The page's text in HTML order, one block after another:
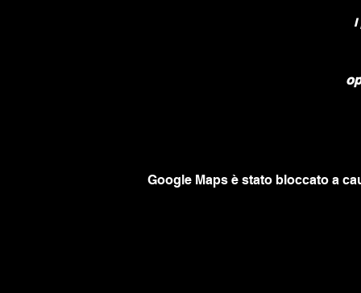
I
Google Maps è stato bloccato a